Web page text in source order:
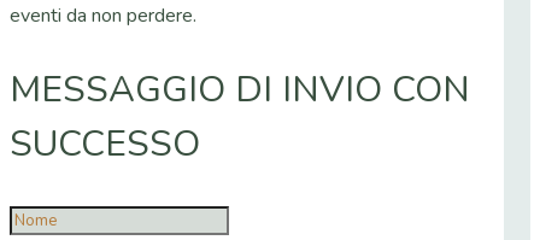
eventi da non perdere.
MESSAGGIO DI INVIO CON
SUCCESSO